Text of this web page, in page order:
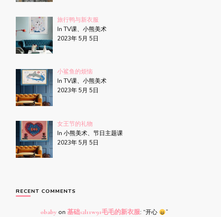
旅行鸭与新衣服
In TV课、小熊美术
2023年 5月 5日
小鲨鱼的烦恼
In TV课、小熊美术
2023年 5月 5日
女王节的礼物
In 小熊美术、节日主题课
2023年 5月 5日
RECENT COMMENTS
obaby on 基础s2l11w91毛毛的新衣服: “开心 ”